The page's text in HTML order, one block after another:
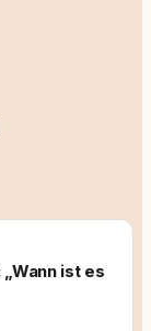
ist es